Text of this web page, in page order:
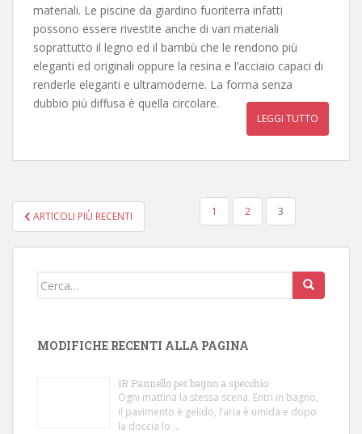
materiali. Le piscine da giardino fuoriterra infatti
possono essere rivestite anche di vari materiali
soprattutto il legno ed il bambù che le rendono più
eleganti ed originali oppure la resina e l’acciaio capaci di
renderle eleganti e ultramoderne. La forma senza
dubbio più diffusa è quella circolare.
LEGGI TUTTO
NAVIGAZIONE
ARTICOLI
ARTICOLI PIÙ RECENTI 1 2 3
Cerca:
MODIFICHE RECENTI ALLA PAGINA
IR Pannello per bagno a specchio
Ogni mattina la stessa scena. Entri in bagno,
il pavimento è gelido, l’aria è umida e dopo
la doccia lo …